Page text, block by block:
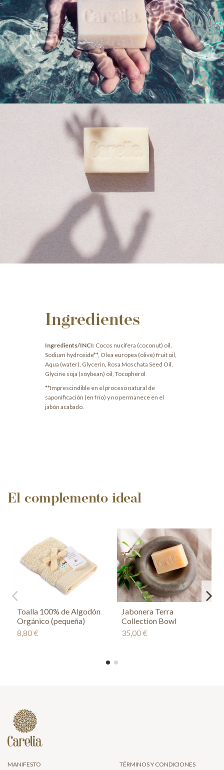
Ingredientes
Ingredients/INCI:Cocos nucifera (coconut) oil,
Sodium hydroxide**, Olea europea (olive) fruit oil,
Aqua (water), Glycerin, Rosa Moschata Seed Oil,
Glycine soja (soybean) oil, Tocopherol
**Imprescindible en el proceso natural de
saponificación (en frío) y no permanece en el
jabón acabado.
El complemento ideal
Toalla 100% de Algodón
Orgánico (pequeña)
8,80 €
Jabonera Terra
Collection Bowl
35,00 €
MANIFESTO TÉRMINOS Y CONDICIONES